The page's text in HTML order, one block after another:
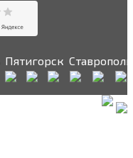
Пятигорск Ставрополь